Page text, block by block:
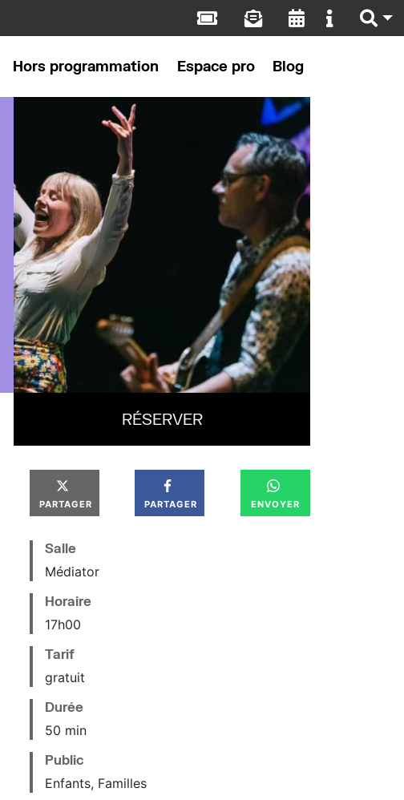
Hors programmation Espace pro Blog
RÉSERVER
PARTAGER PARTAGER ENVOYER
Salle
Médiator
Horaire
17h00
Tarif
gratuit
Durée
50 min
Public
Enfants, Familles